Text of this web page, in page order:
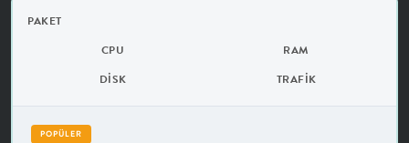
PAKET
CPU
RAM
DISK
TRAFIK
POPÜLER